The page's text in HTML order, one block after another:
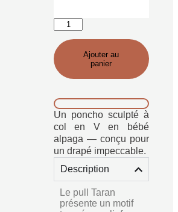
Ajouter au
panier
Un poncho sculpté à
col en V en bébé
alpaga — conçu pour
un drapé impeccable.
Description
Le pull Taran
présente un motif